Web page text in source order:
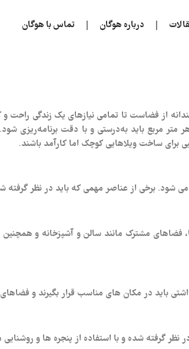
درباره هوگان تماس با هوگان
هوشمندانه از فضاست تا تمامی نیازهای یک زندگی
برای ساخت ویلاهایی کوچک اما کارآمد باشند.
برخی از عناصر مهمی که باید در نظر گرفته
فضاهای مشترک مانند سالن و آشپزخانه و
باید در مکان‌ های مناسب قرار بگیرند و
نظر گرفته شده و با استفاده از پنجره‌ ها و